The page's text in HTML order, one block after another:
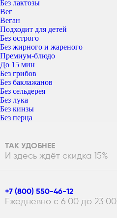
Без лактозы
Вег
Веган
Подходит для детей
Без острого
Без жирного и жареного
Премиум-блюдо
До 15 мин
Без грибов
Без баклажанов
Без сельдерея
Без лука
Без кинзы
Без перца
ТАК УДОБНЕЕ
И здесь ждёт скидка 15%
+7 (800) 550-46-12
Ежедневно с 6:00 до 23:00